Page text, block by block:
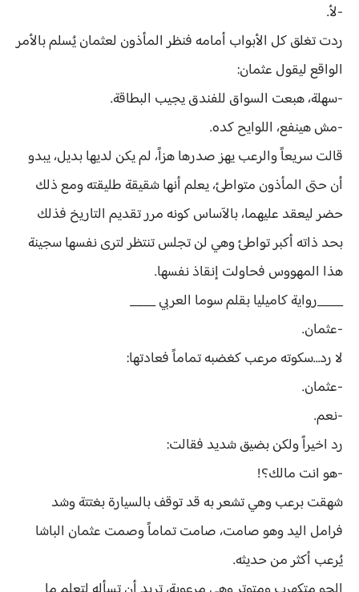
-لأ.
ردت تغلق كل الأبواب أمامه فنظر المأذون لعثمان يُسلم بالأمر
الواقع ليقول عثمان:
-سهلة، هبعت السواق للفندق يجيب البطاقة.
-مش هينفع، اللوايح كده.
قالت سريعاً والرعب يهز صدرها هزاً، لم يكن لديها بديل، يبدو
أن حتى المأذون متواطئ، يعلم أنها شقيقة طليقته ومع ذلك
حضر ليعقد عليهما، بالآساس كونه مرر تقديم التاريخ فذلك
بحد ذاته أكبر تواطئ وهي لن تجلس تنتظر لترى نفسها سجينة
هذا المهووس فحاولت إنقاذ نفسها.
____رواية كاميليا بقلم سوما العربي ____
-عثمان.
لا رد…سكوته مرعب كغضبه تماماً فعادتها:
-عثمان.
-نعم.
رد اخيراً ولكن بضيق شديد فقالت:
-هو انت مالك؟!
شهقت برعب وهي تشعر به قد توقف بالسيارة بغتتة وشد
فرامل اليد وهو صامت، صامت تماماً وصمت عثمان الباشا
يُرعب أكثر من حديثه.